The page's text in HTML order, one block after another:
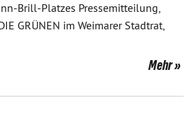
Brill-Platzes Pressemitteilung,
GRÜNEN im Weimarer Stadtrat,
Mehr